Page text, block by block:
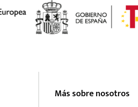
Más sobre nosotros